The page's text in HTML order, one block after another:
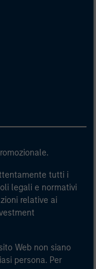
tutti i
legali e normativi
relative ai
Web non siano
persona. Per